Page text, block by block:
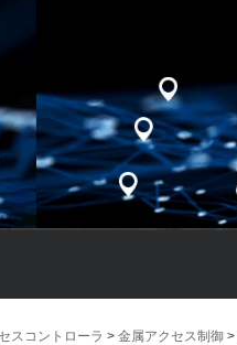
スコントローラ > 金属アクセス制御 >